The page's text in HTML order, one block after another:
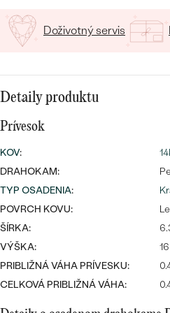
svadobné
DRAHOKAM
PODĽA MATERIÁLU
ZLATO
STRIEBRO
S DRAHOKAMAMI
S PERLAMI
PERSONALIZOVANÉ
SYMBOLICKÉ
MINIMALISTICKÉ
PODĽA PRÍLEŽITOSTI
PODĽA FARBY
CENOVO DOSTUPNÉ
Doživotný servis
Detaily produktu
Prívesok
KOV:
DRAHOKAM:
TYP OSADENIA:
POVRCH KOVU:
ŠÍRKA:
VÝŠKA:
PRIBLIŽNÁ VÁHA PRÍVESKU:
CELKOVÁ PRIBLIŽNÁ VÁHA: